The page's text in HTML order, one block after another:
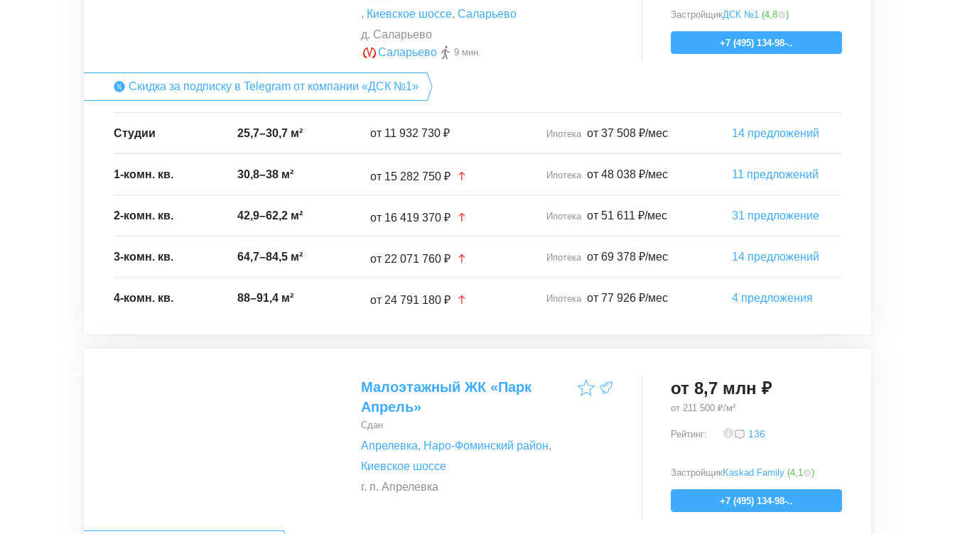
, Киевское шоссе, Саларьево
д. Саларьево
Саларьево
9 мин.
ЗастройщикДСК №1 (4,8 )
+7 (495) 134-98-..
Скидка за подписку в Telegram от компании «ДСК №1»
Студии 25,7–30,7 м² от 11 932 730 ₽ Ипотека от 37 508 ₽/мес 14 предложений
1-комн. кв. 30,8–38 м² от 15 282 750 ₽ Ипотека от 48 038 ₽/мес 11 предложений
2-комн. кв. 42,9–62,2 м² от 16 419 370 ₽ Ипотека от 51 611 ₽/мес 31 предложение
3-комн. кв. 64,7–84,5 м² от 22 071 760 ₽ Ипотека от 69 378 ₽/мес 14 предложений
4-комн. кв. 88–91,4 м² от 24 791 180 ₽ Ипотека от 77 926 ₽/мес 4 предложения
Малоэтажный ЖК «Парк
Апрель»
Сдан
Апрелевка, Наро-Фоминский район,
Киевское шоссе
г. п. Апрелевка
от 8,7 млн ₽
от 211 500 ₽/м²
Рейтинг: 136
ЗастройщикKaskad Family (4,1 )
+7 (495) 134-98-..